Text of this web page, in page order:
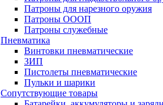
Патроны для нарезного оружия
Патроны ОООП
Патроны служебные
Пневматика
Винтовки пневматические
ЗИП
Пистолеты пневматические
Пульки и шарики
Сопутствующие товары